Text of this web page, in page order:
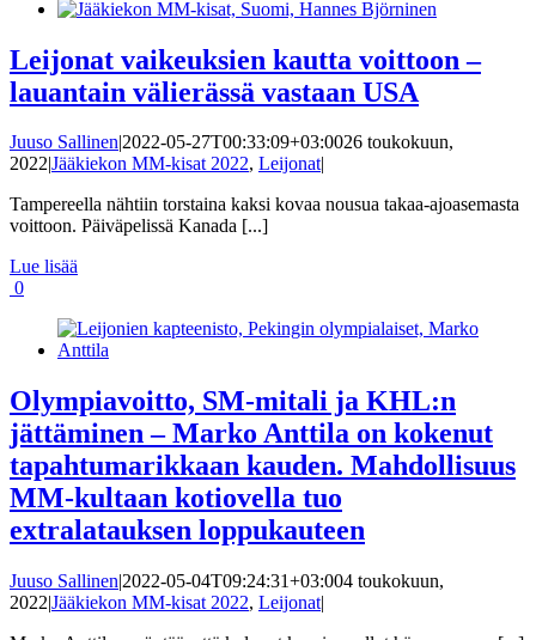
Leijonat vaikeuksien kautta voittoon –
lauantain välierässä vastaan USA
Juuso Sallinen|2022-05-27T00:33:09+03:0026 toukokuun,
2022|Jääkiekon MM-kisat 2022, Leijonat|
Tampereella nähtiin torstaina kaksi kovaa nousua takaa-ajoasemasta
voittoon. Päiväpelissä Kanada [...]
Lue lisää
0
Olympiavoitto, SM-mitali ja KHL:n
jättäminen – Marko Anttila on kokenut
tapahtumarikkaan kauden. Mahdollisuus
MM-kultaan kotiovella tuo
extralatauksen loppukauteen
Juuso Sallinen|2022-05-04T09:24:31+03:004 toukokuun,
2022|Jääkiekon MM-kisat 2022, Leijonat|